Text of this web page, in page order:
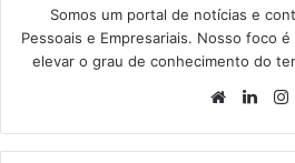
Somos um portal de notícias e
Pessoais e Empresariais. Nosso foco
elevar o grau de conhecimento do
Website